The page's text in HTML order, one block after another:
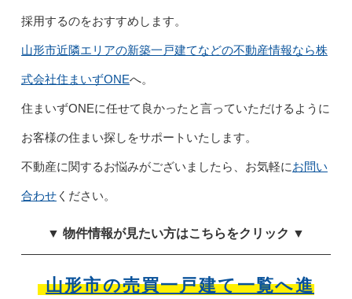
採用するのをおすすめします。
山形市近隣エリアの新築一戸建てなどの不動産情報なら株
式会社住まいずONEへ。
住まいずONEに任せて良かったと言っていただけるように
お客様の住まい探しをサポートいたします。
不動産に関するお悩みがございましたら、お気軽にお問い
合わせください。
▼ 物件情報が見たい方はこちらをクリック ▼
山形市の売買一戸建て一覧へ進